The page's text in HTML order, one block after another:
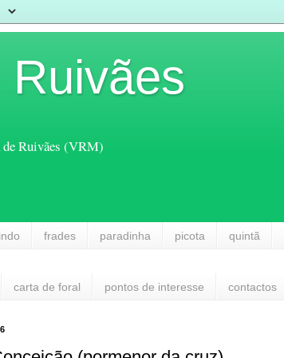
de Ruivães (VRM)
frades paradinha picota quintã
carta de foral pontos de interesse contactos